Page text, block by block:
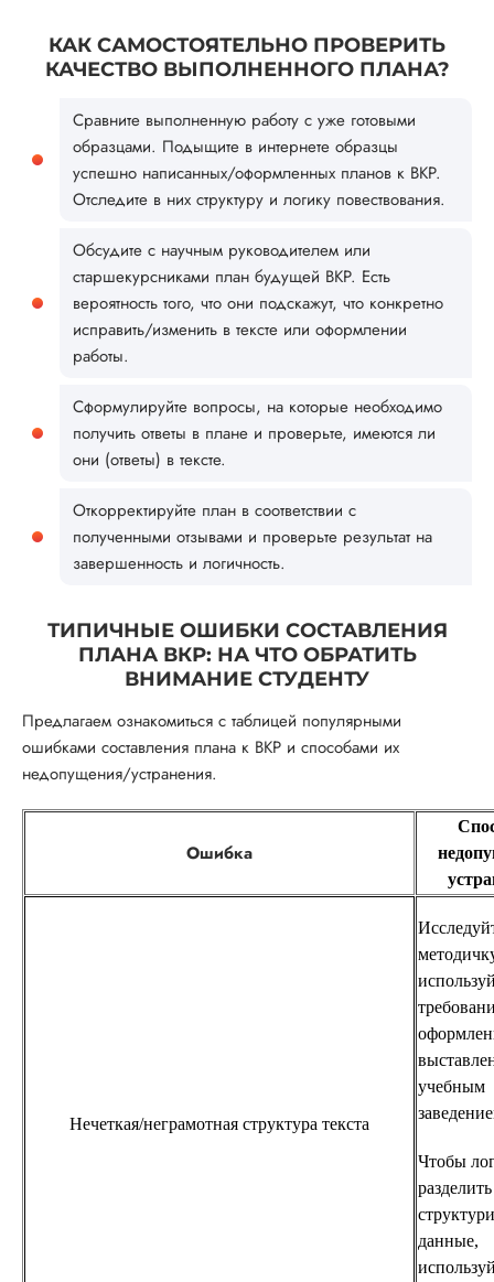
КАК САМОСТОЯТЕЛЬНО ПРОВЕРИТЬ
КАЧЕСТВО ВЫПОЛНЕННОГО ПЛАНА?
Сравните выполненную работу с уже готовыми
образцами. Подыщите в интернете образцы
успешно написанных/оформленных планов к ВКР.
Отследите в них структуру и логику повествования.
Обсудите с научным руководителем или
старшекурсниками план будущей ВКР. Есть
вероятность того, что они подскажут, что конкретно
исправить/изменить в тексте или оформлении
работы.
Сформулируйте вопросы, на которые необходимо
получить ответы в плане и проверьте, имеются ли
они (ответы) в тексте.
Откорректируйте план в соответствии с
полученными отзывами и проверьте результат на
завершенность и логичность.
ТИПИЧНЫЕ ОШИБКИ СОСТАВЛЕНИЯ
ПЛАНА ВКР: НА ЧТО ОБРАТИТЬ
ВНИМАНИЕ СТУДЕНТУ
Предлагаем ознакомиться с таблицей популярными
ошибками составления плана к ВКР и способами их
недопущения/устранения.
Ошибка
Нечеткая/неграмотная структура текста
учебным
Чтобы
данные,